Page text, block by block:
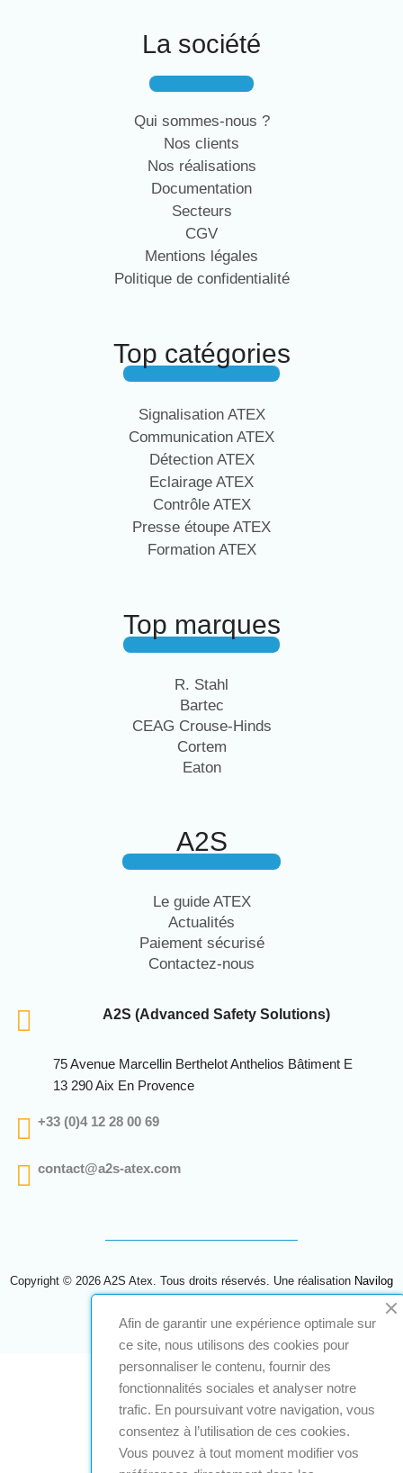
La société
Qui sommes-nous ?
Nos clients
Nos réalisations
Documentation
Secteurs
CGV
Mentions légales
Politique de confidentialité
Top catégories
Signalisation ATEX
Communication ATEX
Détection ATEX
Eclairage ATEX
Contrôle ATEX
Presse étoupe ATEX
Formation ATEX
Top marques
R. Stahl
Bartec
CEAG Crouse-Hinds
Cortem
Eaton
A2S
Le guide ATEX
Actualités
Paiement sécurisé
Contactez-nous
A2S (Advanced Safety Solutions)
75 Avenue Marcellin Berthelot Anthelios Bâtiment E
13 290 Aix En Provence
+33 (0)4 12 28 00 69
contact@a2s-atex.com
Copyright © 2026 A2S Atex. Tous droits réservés. Une réalisation Navilog
Afin de garantir une expérience optimale sur
ce site, nous utilisons des cookies pour
personnaliser le contenu, fournir des
fonctionnalités sociales et analyser notre
trafic. En poursuivant votre navigation, vous
consentez à l’utilisation de ces cookies.
Vous pouvez à tout moment modifier vos